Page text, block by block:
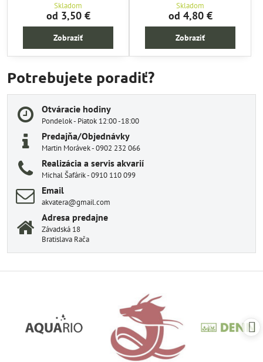
Skladom
od 3,50 €
Zobraziť
Skladom
od 4,80 €
Zobraziť
Potrebujete poradiť?
Otváracie hodiny
Pondelok - Piatok 12:00 -18:00
Predajňa/Objednávky
Martin Morávek - 0902 232 066
Realizácia a servis akvarií
Michal Šafárik - 0910 110 099
Email
akvatera@gmail.com
Adresa predajne
Závadská 18
Bratislava Rača